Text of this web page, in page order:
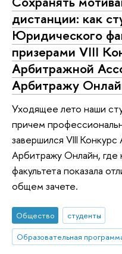
дистанции: как
Юридического
призерами VIII
Арбитражной
Арбитражу
Уходящее лето наши
причем
завершился VIII
Арбитражу Онлайн,
факультета показала
общем зачете.
Общество
студенты